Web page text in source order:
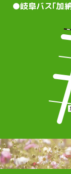
●岐阜バス｢加